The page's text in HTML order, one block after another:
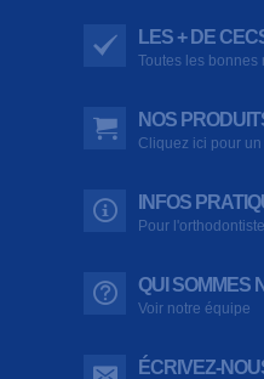
LES + DE
Toutes les bonnes
NOS
Cliquez ici pour
INFOS
Pour
QUI SOMMES
Voir notre équipe
ÉCRIVEZ-